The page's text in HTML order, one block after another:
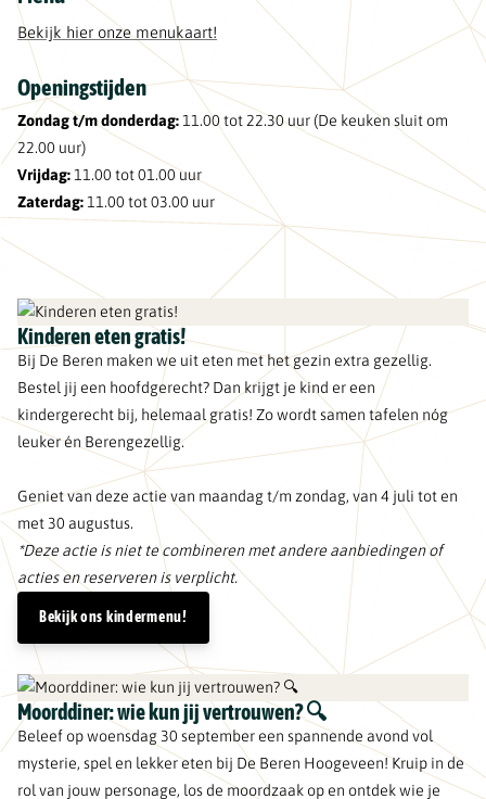
Bekijk hier onze menukaart!
Openingstijden
Zondag t/m donderdag: 11.00 tot 22.30 uur (De keuken sluit om
22.00 uur)
Vrijdag: 11.00 tot 01.00 uur
Zaterdag: 11.00 tot 03.00 uur
Kinderen eten gratis!
Bij De Beren maken we uit eten met het gezin extra gezellig.
Bestel jij een hoofdgerecht? Dan krijgt je kind er een
kindergerecht bij, helemaal gratis! Zo wordt samen tafelen nóg
leuker én Berengezellig.
Geniet van deze actie van maandag t/m zondag, van 4 juli tot en
met 30 augustus.
*Deze actie is niet te combineren met andere aanbiedingen of
acties en reserveren is verplicht.
Bekijk ons kindermenu!
Moorddiner: wie kun jij vertrouwen? 🔍
Beleef op woensdag 30 september een spannende avond vol
mysterie, spel en lekker eten bij De Beren Hoogeveen! Kruip in de
rol van jouw personage, los de moordzaak op en ontdek wie je